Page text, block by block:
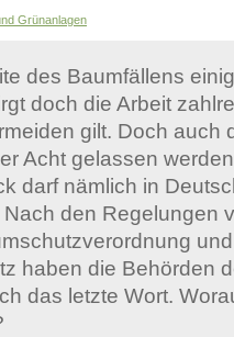
Grünanlagen
des Baumfällens
doch die Arbeit
gilt. Doch auch
Acht gelassen
darf nämlich in
den Regelungen
und
haben die Behörden
das letzte Wort.